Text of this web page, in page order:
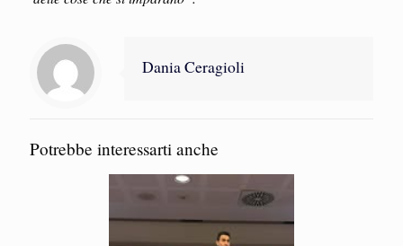
Dania Ceragioli
Potrebbe interessarti anche